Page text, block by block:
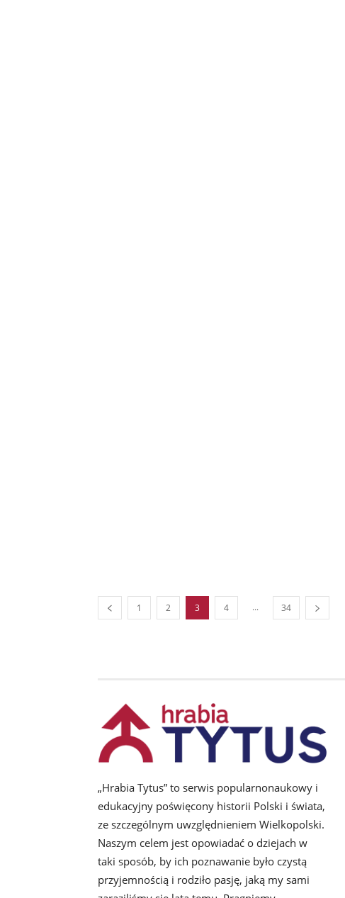
1 2 3 4 ... 34
„Hrabia Tytus” to serwis popularnonaukowy i
edukacyjny poświęcony historii Polski i świata,
ze szczególnym uwzględnieniem Wielkopolski.
Naszym celem jest opowiadać o dziejach w
taki sposób, by ich poznawanie było czystą
przyjemnością i rodziło pasję, jaką my sami